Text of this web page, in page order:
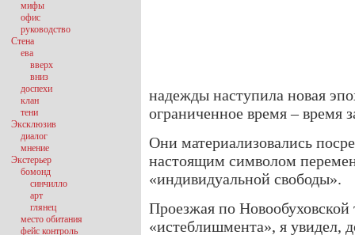
надежды наступила новая
ограниченное время – время
Они материализовались
настоящим символом
«индивидуальной свободы».
Проезжая по
«истеблишмента», я увидел,
мифы
офис
руководство
Стена
ева
вверх
вниз
доспехи
клан
тени
Эксклюзив
диалог
мнение
Экстерьер
бомонд
синчилло
арт
глянец
место обитания
фейс контроль